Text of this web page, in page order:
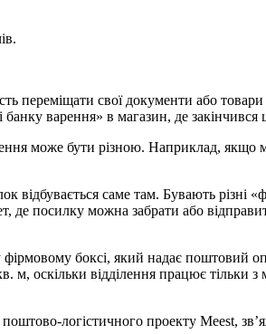
переміщати свої документи або
варення» в магазин, де закінчився
може бути різною. Наприклад, якщо
відбувається саме там. Бувають різні
посилку можна забрати або
боксі, який надає поштовий
м, оскільки відділення працює тільки
логістичного проекту Meest,